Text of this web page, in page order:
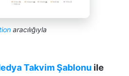
aracılığıyla
Takvim Şablonu ile